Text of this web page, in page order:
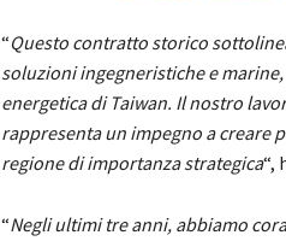
“Questo contratto storico
soluzioni ingegneristiche e
energetica di Taiwan. Il nostro
rappresenta un impegno a creare
regione di importanza strategica“,
“Negli ultimi tre anni, abbiamo